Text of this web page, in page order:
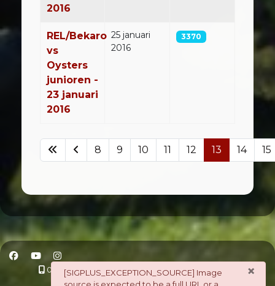
×
danger
[SIGPLUS_EXCEPTION_SOURCE] Image
2016
REL/Bekaro
vs
Oysters
junioren -
23 januari
2016
25 januari
2016
3370
Pagina 13 van 23
8 9 10 11 12 13 14 15
06 - 21 10 88 97
secretaris@rugbyclubettenleur.nl
di, do 18:30 - 21:00 | weekend wedstrijden